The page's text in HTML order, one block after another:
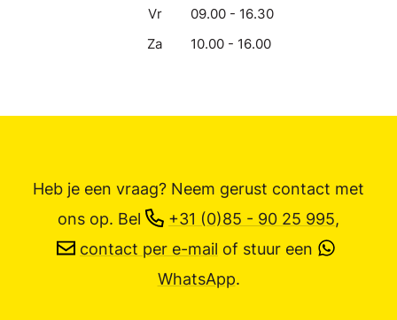
Vr
09.00 - 16.30
Za
10.00 - 16.00
Heb je een vraag? Neem gerust contact met
ons op. Bel +31 (0)85 - 90 25 995,
contact per e-mail of stuur een
WhatsApp.